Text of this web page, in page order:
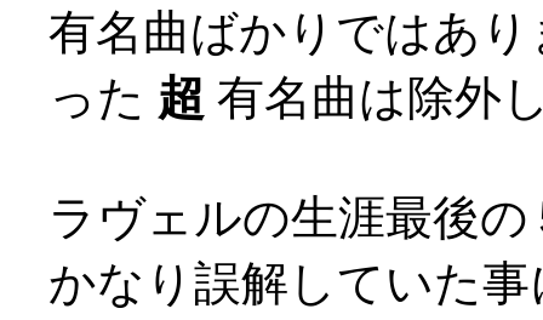
有名曲ばかりではあ
った 超 有名曲は除外
ラヴェルの生涯最後
かなり誤解していた